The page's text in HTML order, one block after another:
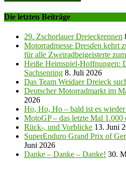
Die letzten Beiträge
29. Zschorlauer Dreieckrennen
Motorradmesse Dresden kehrt
für alle Zweiradbeigeisterte
Heiße Heimspiel-Hoffnungen:
Sachsenring 8. Juli 2026
Das Team Weidaer Dreieck
Deutscher Motorradmarkt im
2026
Ho, Ho, Ho – bald ist es
MotoGP – das letzte Mal 1.000
Rück-, und Vorblicke 13. Juni
SuperEnduro Grand Prix of
Juni 2026
Danke – Danke – Danke! 30.